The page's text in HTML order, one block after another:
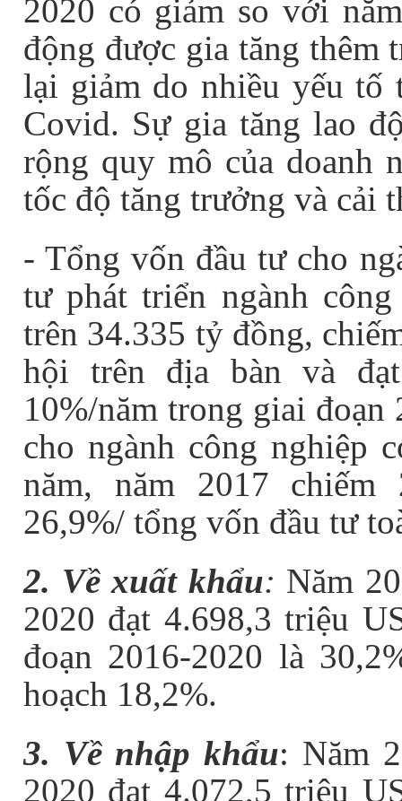
2020 có giảm so với
động được gia tăng thêm
lại giảm do nhiều yếu tố
Covid. Sự gia tăng lao
rộng quy mô của doanh
tốc độ tăng trưởng và cải
- Tổng vốn đầu tư cho
tư phát triển ngành
trên 34.335 tỷ đồng,
hội trên địa bàn và
10%/năm trong giai
cho ngành công nghiệp
năm, năm 2017 chiếm
26,9%/ tổng vốn đầu tư
2. Về xuất khẩu: Năm
2020 đạt 4.698,3 triệu
đoạn 2016-2020 là
hoạch 18,2%.
3. Về nhập khẩu: Năm
2020 đạt 4.072,5 triệu